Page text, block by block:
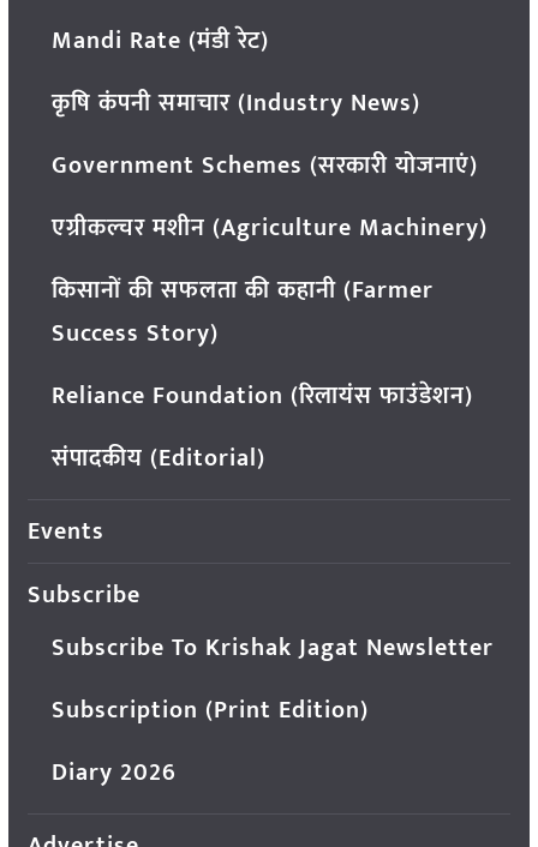
Mandi Rate (मंडी रेट)
कृषि कंपनी समाचार (Industry News)
Government Schemes (सरकारी योजनाएं)
एग्रीकल्चर मशीन (Agriculture Machinery)
किसानों की सफलता की कहानी (Farmer
Success Story)
Reliance Foundation (रिलायंस फाउंडेशन)
संपादकीय (Editorial)
Events
Subscribe
Subscribe To Krishak Jagat Newsletter
Subscription (Print Edition)
Diary 2026